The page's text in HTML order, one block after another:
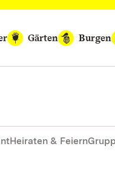
Gärten Burgen
Heiraten & Feiern